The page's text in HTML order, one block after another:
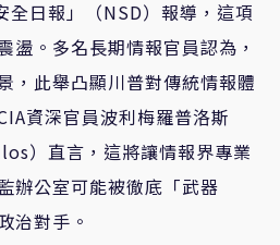
全日報」（NSD）報導，這項
盪。多名長期情報官員認為，
，此舉凸顯川普對傳統情報體
資深官員波利梅羅普洛斯
）直言，這將讓情報界專業
辦公室可能被徹底「武器
治對手。